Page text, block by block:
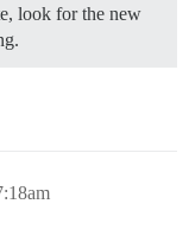
look for the new